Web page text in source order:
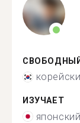
СВОБОДНЫЙ
ИЗУЧАЕТ
японский